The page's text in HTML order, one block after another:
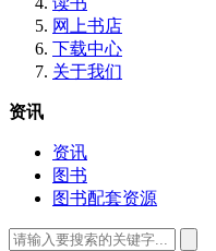
网上书店
下载中心
关于我们
资讯
资讯
图书
图书配套资源